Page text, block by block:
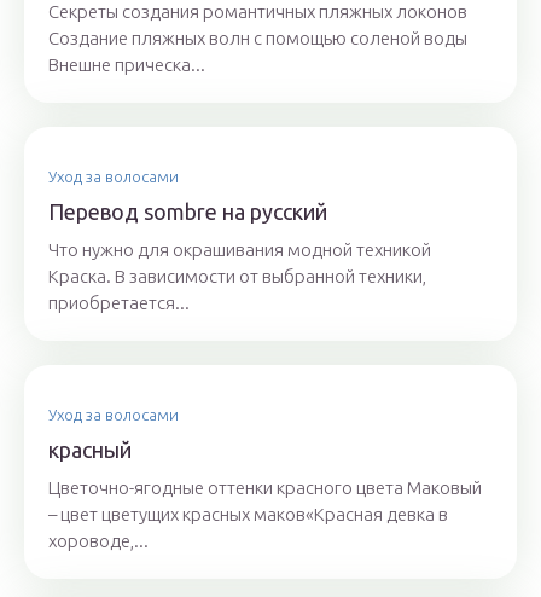
Секреты создания романтичных пляжных локонов
Создание пляжных волн с помощью соленой воды
Внешне прическа...
Уход за волосами
Перевод sombre на русский
Что нужно для окрашивания модной техникой
Краска. В зависимости от выбранной техники,
приобретается...
Уход за волосами
красный
Цветочно-ягодные оттенки красного цвета Маковый
– цвет цветущих красных маков«Красная девка в
хороводе,...